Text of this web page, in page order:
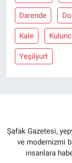
Darende
Kale
Yeşilyurt
Şafak Gazetesi,
ve modernizmi
insanlara